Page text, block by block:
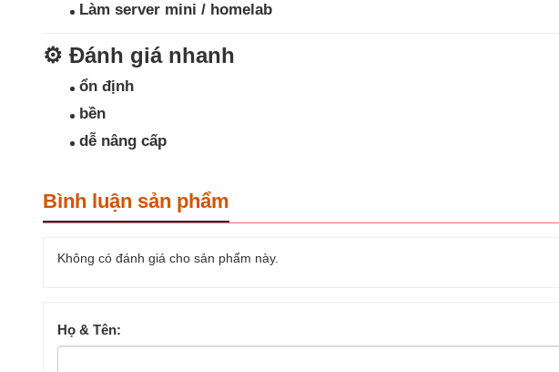
Làm server mini / homelab
⚙️ Đánh giá nhanh
ổn định
bền
dễ nâng cấp
Bình luận sản phẩm
Không có đánh giá cho sản phẩm này.
Họ & Tên: